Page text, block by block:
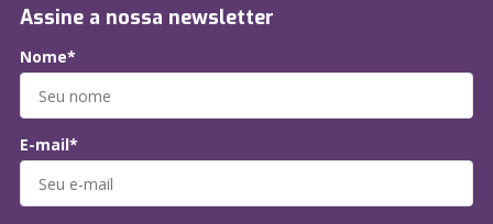
Assine a nossa newsletter
Nome*
E-mail*